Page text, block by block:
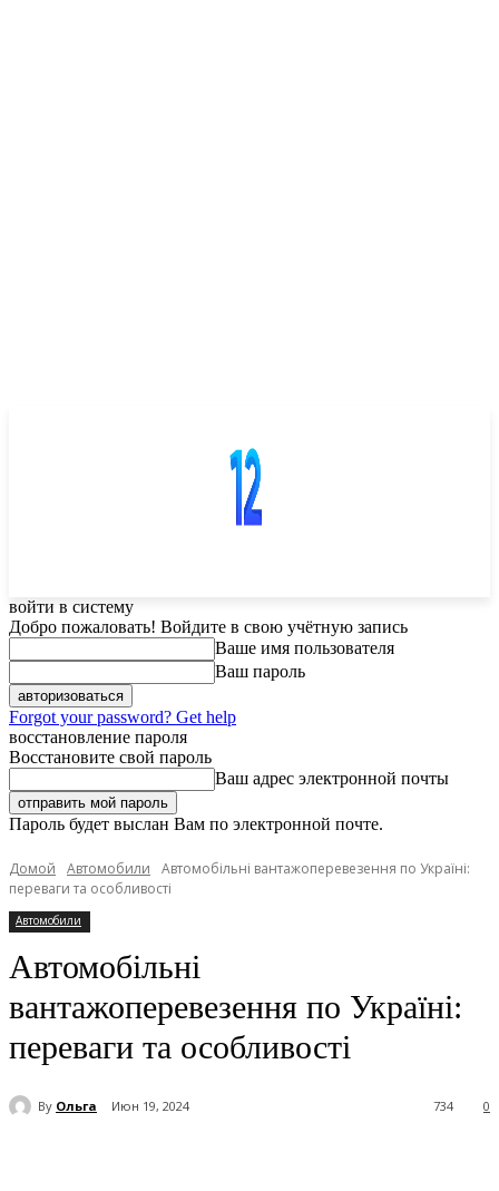
войти в систему
Добро пожаловать! Войдите в свою учётную запись
Ваше имя пользователя
Ваш пароль
Forgot your password? Get help
восстановление пароля
Восстановите свой пароль
Ваш адрес электронной почты
Пароль будет выслан Вам по электронной почте.
Домой Автомобили
Автомобільні вантажоперевезення по Україні:
переваги та особливості
Автомобили
Автомобільні
вантажоперевезення по Україні:
переваги та особливості
By Ольга Июн 19, 2024 0
734